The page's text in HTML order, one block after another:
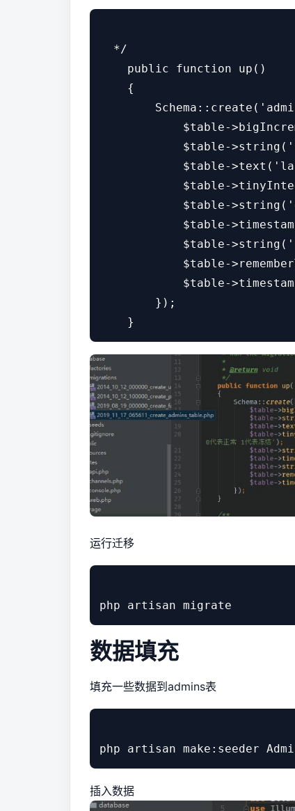
  */
    public function up()
    {
$table-
$table-
$table-
$table-
$table-
$table-
$table-
$table-
$table-
        });
运行迁移
数据填充
填充一些数据到admins表
插入数据